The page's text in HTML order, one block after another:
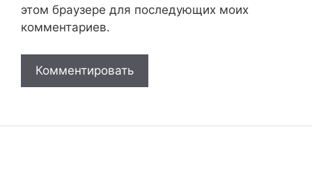
этом браузере для последующих моих
комментариев.